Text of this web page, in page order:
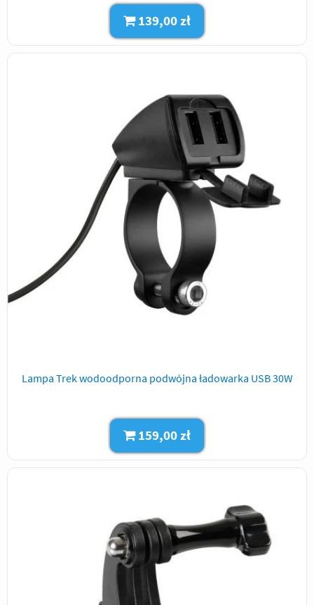
139,00 zł
Lampa Trek wodoodporna podwójna ładowarka USB 30W
159,00 zł